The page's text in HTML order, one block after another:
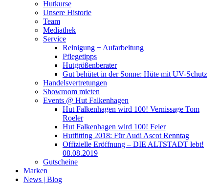
Hutkurse
Unsere Historie
Team
Mediathek
Service
Reinigung + Aufarbeitung
Pflegetipps
Hutgrößenberater
Gut behütet in der Sonne: Hüte mit UV-Schutz
Handelsvertretungen
Showroom mieten
Events @ Hut Falkenhagen
Hut Falkenhagen wird 100! Vernissage Tom
Roeler
Hut Falkenhagen wird 100! Feier
Hutfitting 2018: Für Audi Ascot Renntag
Offizielle Eröffnung – DIE ALTSTADT lebt!
08.08.2019
Gutscheine
Marken
News | Blog